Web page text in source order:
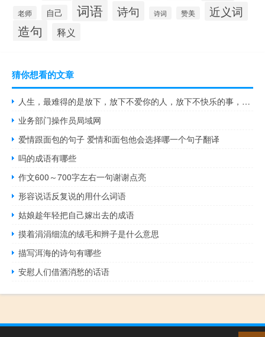
老师 自己 词语 诗句 诗词 赞美 近义词
造句 释义
猜你想看的文章
人生，最难得的是放下，放下不爱你的人，放下不快乐的事，放下不属于你的名利
业务部门操作员局域网
爱情跟面包的句子 爱情和面包他会选择哪一个句子翻译
吗的成语有哪些
作文600～700字左右一句谢谢点亮
形容说话反复说的用什么词语
姑娘趁年轻把自己嫁出去的成语
摸着涓涓细流的绒毛和辫子是什么意思
描写洱海的诗句有哪些
安慰人们借酒消愁的话语